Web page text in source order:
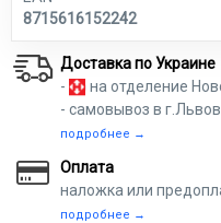
8715616152242
Доставка по Украине
-
на отделение
- самовывоз в г.Львов
подробнее →
Оплата
наложка или
подробнее →